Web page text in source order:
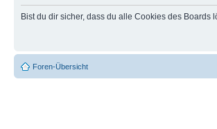
Bist du dir sicher, dass du alle Cookies des Boards
Foren-Übersicht